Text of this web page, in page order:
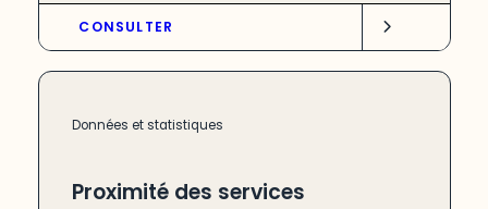
CONSULTER
Données et statistiques
Proximité des services